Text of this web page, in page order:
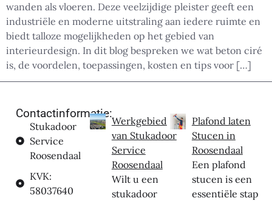
wanden als vloeren. Deze veelzijdige pleister geeft een
industriële en moderne uitstraling aan iedere ruimte en
biedt talloze mogelijkheden op het gebied van
interieurdesign. In dit blog bespreken we wat beton ciré
is, de voordelen, toepassingen, kosten en tips voor […]
Contactinformatie:
Stukadoor
Service
Roosendaal
KVK:
58037640
Werkgebied
van Stukadoor
Service
Roosendaal
Wilt u een
stukadoor
Plafond laten
Stucen in
Roosendaal
Een plafond
stucen is een
essentiële stap